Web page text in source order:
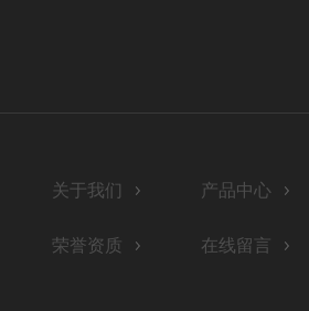
关于我们 产品中心
荣誉资质 在线留言